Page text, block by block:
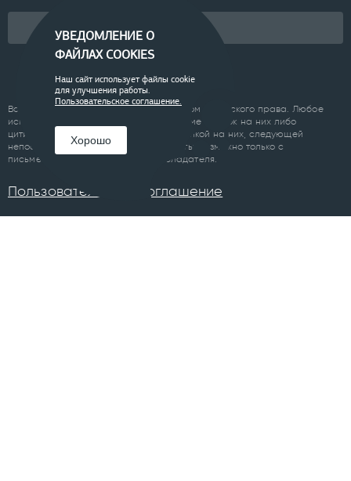
Подписаться
Все материалы сайта являются объектом авторского права. Любое
использование материалов сайта, кроме ссылок на них либо
цитирование с обязательной гиперссылкой на них, следующей
непосредственно до либо после цитаты, возможно только с
письменного разрешения правообладателя.
Пользовательское соглашение
УВЕДОМЛЕНИЕ О
ФАЙЛАХ COOKIES
Наш сайт использует файлы cookie
для улучшения работы.
Пользовательское соглашение.
Хорошо